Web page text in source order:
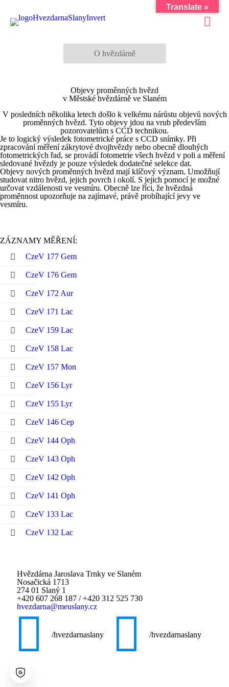
O hvězdárně
Objevy proměnných hvězd
v Městské hvězdárně ve Slaném
V posledních několika letech došlo k velkému nárůstu objevů nových
proměnných hvězd. Tyto objevy jdou na vrub především
pozorovatelům s CCD technikou.
Je to logický výsledek fotometrické práce s CCD snímky. Při
zpracování měření zákrytové dvojhvězdy nebo obecně dlouhých
fotometrických řad, se provádí fotometrie všech hvězd v poli a měření
sledované hvězdy je pouze výsledek dodatečné selekce dat.
Objevy nových proměnných hvězd mají klíčový význam. Umožňují
studovat nitro hvězd, jejich povrch i okolí. S jejich pomocí je možné
určovat vzdálenosti ve vesmíru. Obecně lze říci, že hvězdná
proměnnost upozorňuje na zajímavé, právě probíhající jevy ve
vesmíru.
ZÁZNAMY MĚŘENÍ:
CzeV 177 Gem
CzeV 176 Gem
CzeV 172 Aur
CzeV 171 Lac
CzeV 159 Lac
CzeV 158 Lac
CzeV 157 Mon
CzeV 156 Lyr
CzeV 155 Lyr
CzeV 146 Cep
CzeV 144 Oph
CzeV 143 Oph
CzeV 142 Oph
CzeV 141 Oph
CzeV 133 Lac
CzeV 132 Lac
Hvězdárna Jaroslava Trnky ve Slaném
Nosačická 1713
274 01 Slaný 1
+420 607 268 187 /+420 312 525 730
hvezdarna@meuslany.cz
/hvezdarnaslany /hvezdarnaslany
Translate »